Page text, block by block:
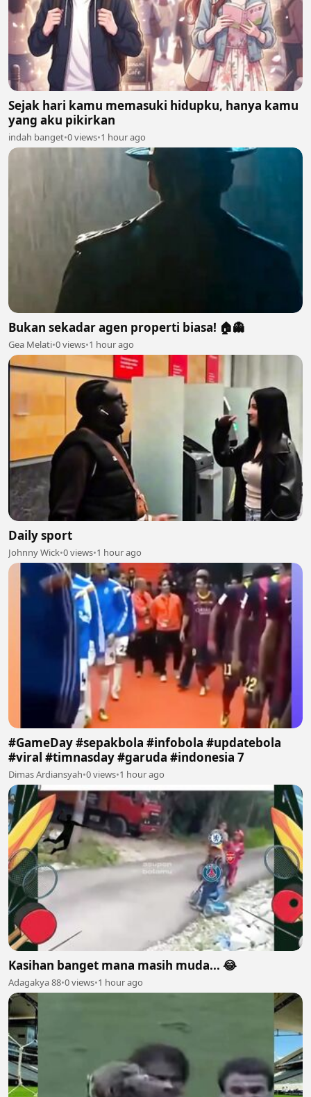
Sejak hari kamu memasuki hidupku, hanya kamu
yang aku pikirkan
indah banget•0 views•1 hour ago
Bukan sekadar agen properti biasa! 🏠👻
Gea Melati•0 views•1 hour ago
Daily sport
Johnny Wick•0 views•1 hour ago
#GameDay #sepakbola #infobola #updatebola
#viral #timnasday #garuda #indonesia 7
Dimas Ardiansyah•0 views•1 hour ago
Kasihan banget mana masih muda... 😂
Adagakya 88•0 views•1 hour ago